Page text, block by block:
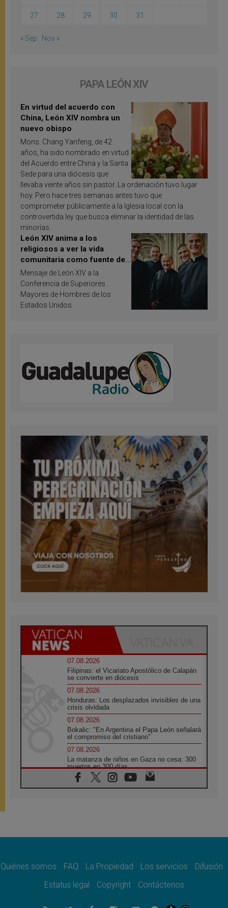
27 28 29 30 31
« Sep Nov »
PAPA LEÓN XIV
En virtud del acuerdo con
China, León XIV nombra un
nuevo obispo
Mons. Chang Yanfeng, de 42
años, ha sido nombrado en virtud
del Acuerdo entre China y la Santa
Sede para una diócesis que
llevaba veinte años sin pastor. La ordenación tuvo lugar
hoy. Pero hace tres semanas antes tuvo que
comprometer públicamente a la Iglesia local con la
controvertida ley que busca eliminar la identidad de las
minorías.
León XIV anima a los
religiosos a ver la vida
comunitaria como fuente de
inspiración y santificación
Mensaje de León XIV a la
Conferencia de Superiores
Mayores de Hombres de los
Estados Unidos
07.08.2026
Filipinas: el Vicariato Apostólico de Calapán
se convierte en diócesis
07.08.2026
Honduras: Los desplazados invisibles de una
crisis olvidada
07.08.2026
Bokalic: "En Argentina el Papa León señalará
el compromiso del cristiano"
07.08.2026
La matanza de niños en Gaza no cesa: 300
muertos en 300 días
07.08.2026
Tagle: La guerra desfigura el mundo, solo la
como misión al servicio del Evangelio
SIGNIS 2026, dar voz a las religiosas en el
espacio público
07.08.2026
Quiénes somos FAQ La Propiedad Los servicios
Difusión
Estatus legal
Copyright Contáctenos